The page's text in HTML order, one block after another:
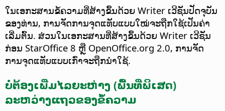
ໃນເອກະສານຂໍ້ຄວາມທີ່ສ້າງຂຶ້ນດ້ວຍ Writer ເວີຊັນປັດຈຸບັນ
ຂອງທ່ານ, ການຈັດການຈຸດແທັບແບບໃໝ່ຈະຖືກໃຊ້ເປັນຄ່າ
ເລີ່ມຕົ້ນ. ສ່ວນໃນເອກະສານທີ່ສ້າງຂຶ້ນດ້ວຍ Writer ເວີຊັນ
ກ່ອນ StarOffice 8 ຫຼື OpenOffice.org 2.0, ການຈັດ
ການຈຸດແທັບແບບເກົ່າຈະຖືກນຳໃຊ້.
ບໍ່ຕ້ອງເພີ່ມໄລຍະຫ່າງ (ພື້ນທີ່ພິເສດ)
ລະຫວ່າງແຖວຂອງຂໍ້ຄວາມ